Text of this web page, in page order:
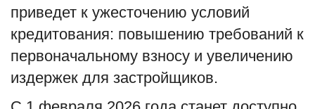
приведет к ужесточению условий
кредитования: повышению требований к
первоначальному взносу и увеличению
издержек для застройщиков.